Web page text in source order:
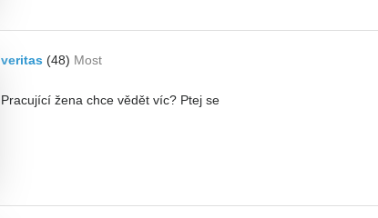
veritas (48) Most
Pracující žena chce vědět víc? Ptej se